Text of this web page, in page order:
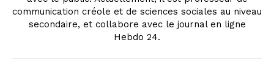
communication créole et de sciences sociales au niveau
secondaire, et collabore avec le journal en ligne
Hebdo 24.